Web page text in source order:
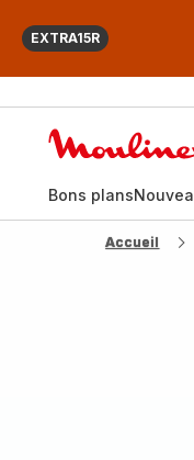
EXTRA15R
Bons plans
Accueil